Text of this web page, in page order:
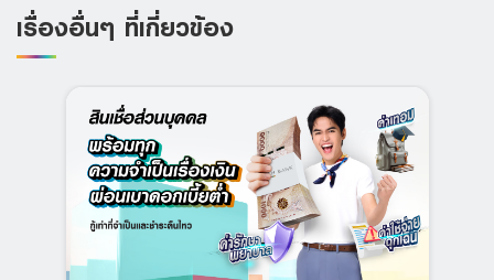
เรื่องอื่นๆ ที่เกี่ยวข้อง